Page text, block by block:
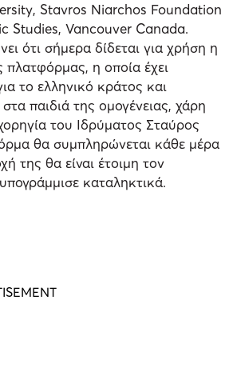
Stavros Niarchos Foundation
Studies, Vancouver Canada.
ότι σήμερα δίδεται για χρήση η
πλατφόρμας, η οποία έχει
το ελληνικό κράτος και
παιδιά της ομογένειας, χάρη
του Ιδρύματος Σταύρος
θα συμπληρώνεται κάθε μέρα
της θα είναι έτοιμη τον
καταληκτικά.